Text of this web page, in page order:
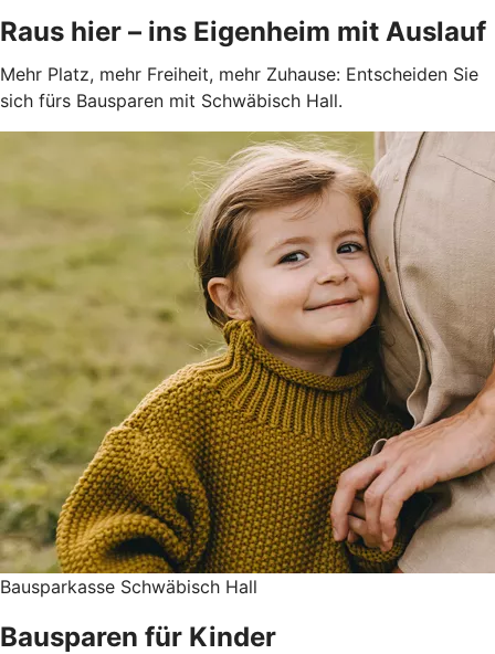
Raus hier – ins Eigenheim mit Auslauf
Mehr Platz, mehr Freiheit, mehr Zuhause: Entscheiden Sie
sich fürs Bausparen mit Schwäbisch Hall.
Bausparkasse Schwäbisch Hall
Bausparen für Kinder